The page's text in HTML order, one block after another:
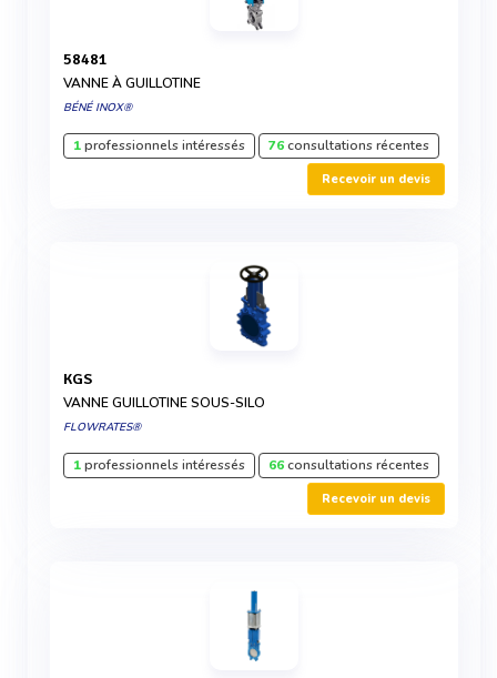
58481
VANNE À GUILLOTINE
BÉNÉ INOX®
1professionnels intéressés 76consultations récentes
Recevoir un devis
KGS
VANNE GUILLOTINE SOUS-SILO
FLOWRATES®
1professionnels intéressés 66consultations récentes
Recevoir un devis